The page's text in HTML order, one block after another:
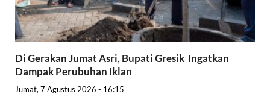
Di Gerakan Jumat Asri, Bupati Gresik Ingatkan
Dampak Perubuhan Iklan
Jumat, 7 Agustus 2026 - 16:15